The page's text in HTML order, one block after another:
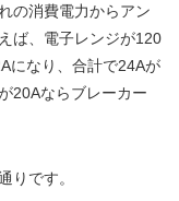
の消費電力からアン
ば、電子レンジが120
になり、合計で24Aが
20Aならブレーカー
りです。